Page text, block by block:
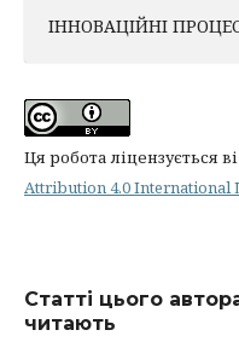
ІННОВАЦІЙНІ
Ця робота ліцензується
Attribution 4.0 International
Статті цього
читають